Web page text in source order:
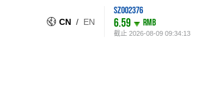
CN/ EN
SZ002376
6.59 RMB
截止 2026-08-09 09:34:13